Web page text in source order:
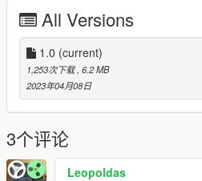
All Versions
1.0 (current)
1,253次下载 , 6.2 MB
2023年04月08日
3个评论
Leopoldas